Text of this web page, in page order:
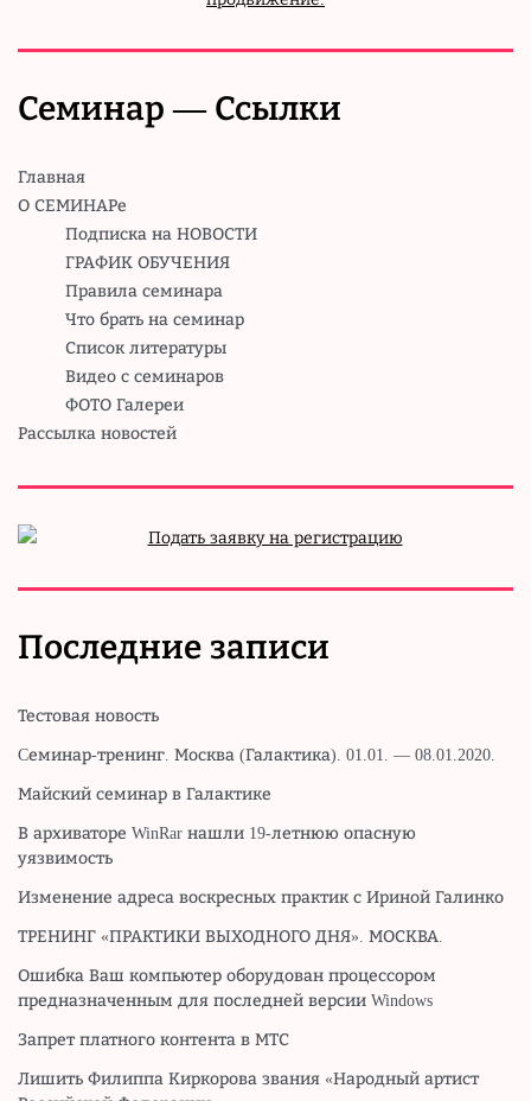
Семинар — Ссылки
Главная
О СЕМИНАРе
Подписка на НОВОСТИ
ГРАФИК ОБУЧЕНИЯ
Правила семинара
Что брать на семинар
Список литературы
Видео с семинаров
ФОТО Галереи
Рассылка новостей
Последние записи
Тестовая новость
Cеминар-тренинг. Москва (Галактика). 01.01. — 08.01.2020.
Майский семинар в Галактике
В архиваторе WinRar нашли 19-летнюю опасную
уязвимость
Изменение адреса воскресных практик с Ириной Галинко
ТРЕНИНГ «ПРАКТИКИ ВЫХОДНОГО ДНЯ». МОСКВА.
Ошибка Ваш компьютер оборудован процессором
предназначенным для последней версии Windows
Запрет платного контента в МТС
Лишить Филиппа Киркорова звания «Народный артист